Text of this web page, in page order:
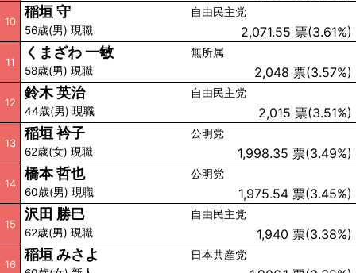
10
稲垣 守
56歳(男) 現職
自由民主党
2,071.55 票(3.61%)
11
くまざわ 一敏
58歳(男) 現職
無所属
2,048 票(3.57%)
12
鈴木 英治
44歳(男) 現職
自由民主党
2,015 票(3.51%)
13
稲垣 衿子
62歳(女) 現職
公明党
1,998.35 票(3.49%)
14
橋本 哲也
60歳(男) 現職
公明党
1,975.54 票(3.45%)
15
沢田 勝巳
62歳(男) 現職
自由民主党
1,940 票(3.38%)
16
稲垣 みさよ 日本共産党